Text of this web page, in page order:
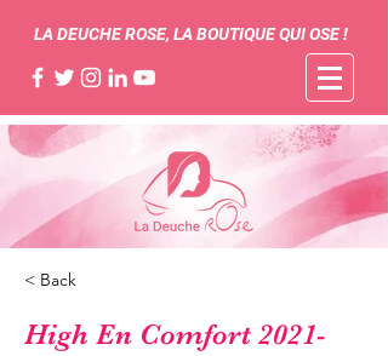
LA DEUCHE ROSE, LA BOUTIQUE QUI OSE !
< Back
High En Comfort 2021-